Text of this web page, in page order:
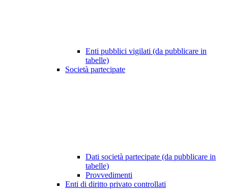
Enti pubblici vigilati (da pubblicare in
tabelle)
Società partecipate
Dati società partecipate (da pubblicare in
tabelle)
Provvedimenti
Enti di diritto privato controllati